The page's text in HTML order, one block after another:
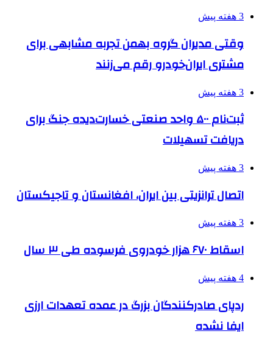
3 هفته پیش
وقتی مدیران گروه بهمن تجربه مشابهی برای
مشتری ایران‌خودرو رقم می‌زنند
3 هفته پیش
ثبت‌نام ۵۰۰ واحد صنعتی خسارت‌دیده جنگ برای
دریافت تسهیلات
3 هفته پیش
اتصال ترانزیتی بین ایران، افغانستان و تاجیکستان
3 هفته پیش
اسقاط ۶۷۰ هزار خودروی فرسوده طی ۳ سال
4 هفته پیش
ردپای صادرکنندگان بزرگ در عمده تعهدات ارزی
ایفا نشده